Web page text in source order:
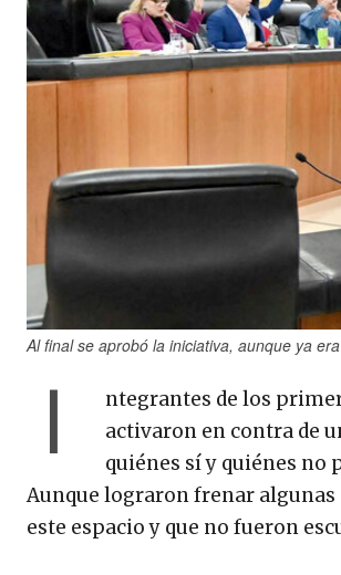
Al final se aprobó la iniciativa, aunque ya
I
ntegrantes de los
activaron en contra de
quiénes sí y quiénes
Aunque lograron frenar
este espacio y que no fueron